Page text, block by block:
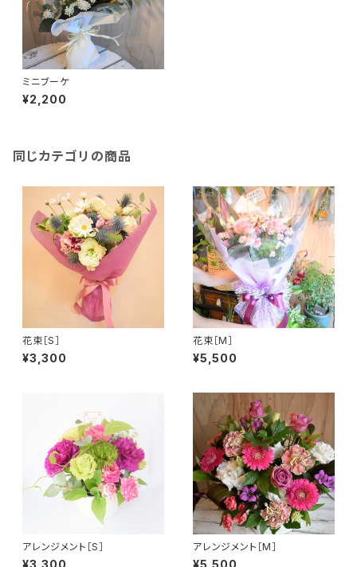
ミニブーケ
¥2,200
同じカテゴリの商品
花束［S］
¥3,300
花束［M］
¥5,500
アレンジメント［S］
¥3,300
アレンジメント［M］
¥5,500